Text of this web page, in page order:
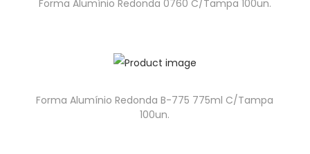
Forma Alumínio Redonda 0760 C/Tampa 100un.
Forma Alumínio Redonda B-775 775ml C/Tampa
100un.